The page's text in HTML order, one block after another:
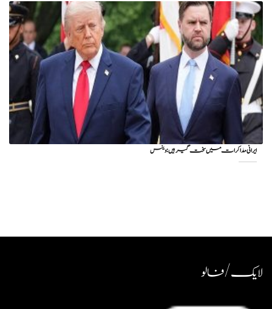
ایرانی مذاکرات میں سخت گیر ہیں: وینس
لایک / فالو